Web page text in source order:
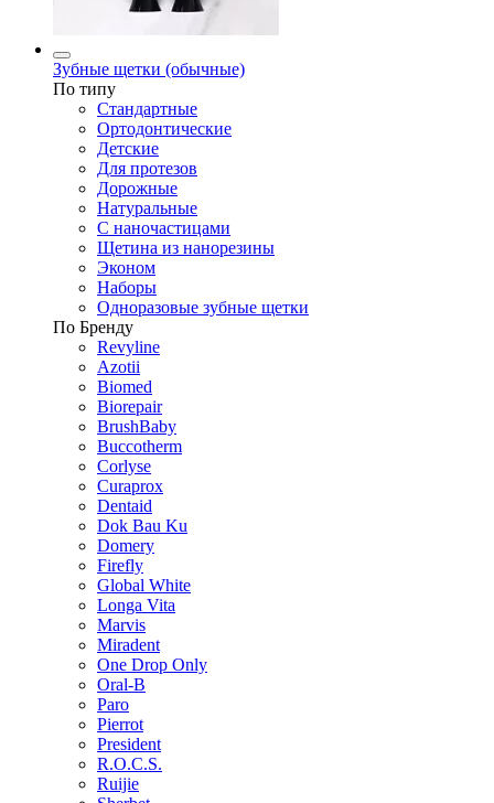
Зубные щетки (обычные)
По типу
Стандартные
Ортодонтические
Детские
Для протезов
Дорожные
Натуральные
С наночастицами
Щетина из нанорезины
Эконом
Наборы
Одноразовые зубные щетки
По Бренду
Revyline
Azotii
Biomed
Biorepair
BrushBaby
Buccotherm
Corlyse
Curaprox
Dentaid
Dok Bau Ku
Domery
Firefly
Global White
Longa Vita
Marvis
Miradent
One Drop Only
Oral-B
Paro
Pierrot
President
R.O.C.S.
Ruijie